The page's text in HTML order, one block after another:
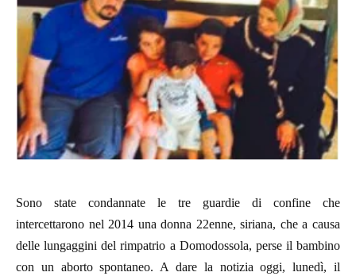
Sono state condannate le tre guardie di confine che
intercettarono nel 2014 una donna 22enne, siriana, che a causa
delle lungaggini del rimpatrio a Domodossola, perse il bambino
con un aborto spontaneo. A dare la notizia oggi, lunedì, il